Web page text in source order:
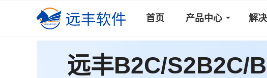
首页 产品中心 解
远丰B2C/S2B2C/